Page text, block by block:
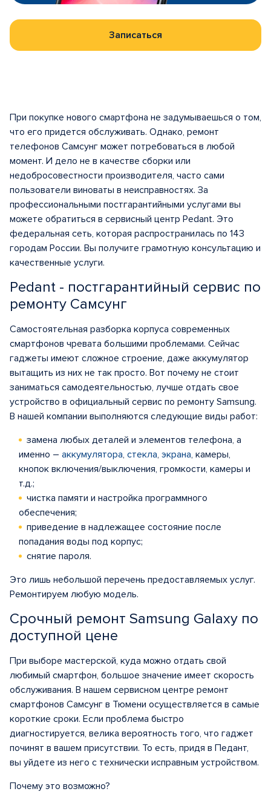
Записаться
При покупке нового смартфона не задумываешься о том,
что его придется обслуживать. Однако, ремонт
телефонов Самсунг может потребоваться в любой
момент. И дело не в качестве сборки или
недобросовестности производителя, часто сами
пользователи виноваты в неисправностях. За
профессиональными постгарантийными услугами вы
можете обратиться в сервисный центр Pedant. Это
федеральная сеть, которая распространилась по 143
городам России. Вы получите грамотную консультацию и
качественные услуги.
Pedant - постгарантийный сервис по
ремонту Самсунг
Самостоятельная разборка корпуса современных
смартфонов чревата большими проблемами. Сейчас
гаджеты имеют сложное строение, даже аккумулятор
вытащить из них не так просто. Вот почему не стоит
заниматься самодеятельностью, лучше отдать свое
устройство в официальный сервис по ремонту Samsung.
В нашей компании выполняются следующие виды работ:
замена любых деталей и элементов телефона, а
именно – аккумулятора, стекла, экрана, камеры,
кнопок включения/выключения, громкости, камеры и
т.д.;
чистка памяти и настройка программного
обеспечения;
приведение в надлежащее состояние после
попадания воды под корпус;
снятие пароля.
Это лишь небольшой перечень предоставляемых услуг.
Ремонтируем любую модель.
Срочный ремонт Samsung Galaxy по
доступной цене
При выборе мастерской, куда можно отдать свой
любимый смартфон, большое значение имеет скорость
обслуживания. В нашем сервисном центре ремонт
смартфонов Самсунг в Тюмени осуществляется в самые
короткие сроки. Если проблема быстро
диагностируется, велика вероятность того, что гаджет
починят в вашем присутствии. То есть, придя в Педант,
вы уйдете из него с технически исправным устройством.
Почему это возможно?